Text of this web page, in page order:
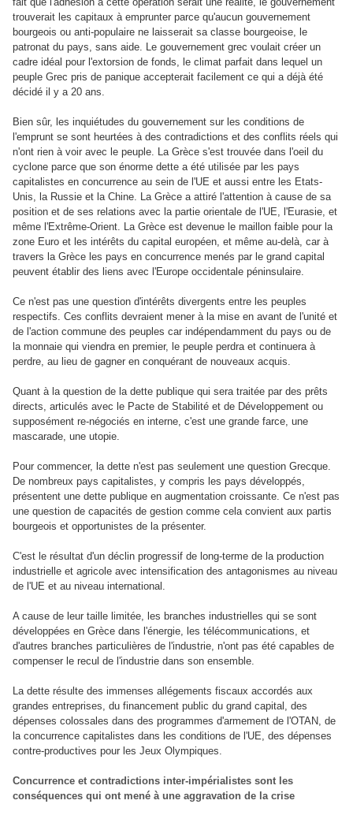
trouverait les capitaux à emprunter parce qu'aucun gouvernement
bourgeois ou anti-populaire ne laisserait sa classe bourgeoise, le
patronat du pays, sans aide. Le gouvernement grec voulait créer un
cadre idéal pour l'extorsion de fonds, le climat parfait dans lequel un
peuple Grec pris de panique accepterait facilement ce qui a déjà été
décidé il y a 20 ans.
Bien sûr, les inquiétudes du gouvernement sur les conditions de
l'emprunt se sont heurtées à des contradictions et des conflits réels qui
n'ont rien à voir avec le peuple. La Grèce s'est trouvée dans l'oeil du
cyclone parce que son énorme dette a été utilisée par les pays
capitalistes en concurrence au sein de l'UE et aussi entre les Etats-
Unis, la Russie et la Chine. La Grèce a attiré l'attention à cause de sa
position et de ses relations avec la partie orientale de l'UE, l'Eurasie, et
même l'Extrême-Orient. La Grèce est devenue le maillon faible pour la
zone Euro et les intérêts du capital européen, et même au-delà, car à
travers la Grèce les pays en concurrence menés par le grand capital
peuvent établir des liens avec l'Europe occidentale péninsulaire.
Ce n'est pas une question d'intérêts divergents entre les peuples
respectifs. Ces conflits devraient mener à la mise en avant de l'unité et
de l'action commune des peuples car indépendamment du pays ou de
la monnaie qui viendra en premier, le peuple perdra et continuera à
perdre, au lieu de gagner en conquérant de nouveaux acquis.
Quant à la question de la dette publique qui sera traitée par des prêts
directs, articulés avec le Pacte de Stabilité et de Développement ou
supposément re-négociés en interne, c'est une grande farce, une
mascarade, une utopie.
Pour commencer, la dette n'est pas seulement une question Grecque.
De nombreux pays capitalistes, y compris les pays développés,
présentent une dette publique en augmentation croissante. Ce n'est pas
une question de capacités de gestion comme cela convient aux partis
bourgeois et opportunistes de la présenter.
C'est le résultat d'un déclin progressif de long-terme de la production
industrielle et agricole avec intensification des antagonismes au niveau
de l'UE et au niveau international.
A cause de leur taille limitée, les branches industrielles qui se sont
développées en Grèce dans l'énergie, les télécommunications, et
d'autres branches particulières de l'industrie, n'ont pas été capables de
compenser le recul de l'industrie dans son ensemble.
La dette résulte des immenses allégements fiscaux accordés aux
grandes entreprises, du financement public du grand capital, des
dépenses colossales dans des programmes d'armement de l'OTAN, de
la concurrence capitalistes dans les conditions de l'UE, des dépenses
contre-productives pour les Jeux Olympiques.
Concurrence et contradictions inter-impérialistes sont les
conséquences qui ont mené à une aggravation de la crise